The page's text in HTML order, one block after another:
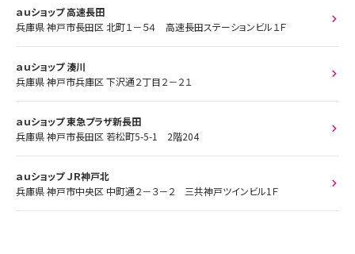
ａｕショップ 高速長田
兵庫県 神戸市長田区 北町１－５４ 高速長田ステーションビル１Ｆ
ａｕショップ 湊川
兵庫県 神戸市兵庫区 下沢通２丁目２－２１
ａｕショップ 東急プラザ新長田
兵庫県 神戸市長田区 若松町5-5-1 2階204
ａｕショップ ＪＲ神戸北
兵庫県 神戸市中央区 中町通２－３－２ 三共神戸ツインビル1Ｆ